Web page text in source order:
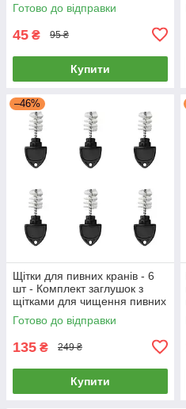
Готово до відправки
45 ₴ 95 ₴
Купити
–46%
Щітки для пивних кранів - 6
шт - Комплект заглушок з
щітками для чищення пивних
кранів - black
Готово до відправки
135 ₴ 249 ₴
Купити